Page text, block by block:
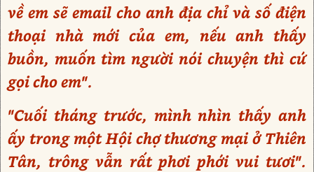
về em sẽ email cho anh địa chỉ và số điện
thoại nhà mới của em, nếu anh thấy
buồn, muốn tìm người nói chuyện thì cứ
gọi cho em".
"Cuối tháng trước, mình nhìn thấy anh
ấy trong một Hội chợ thương mại ở Thiên
Tân, trông vẫn rất phơi phới vui tươi".